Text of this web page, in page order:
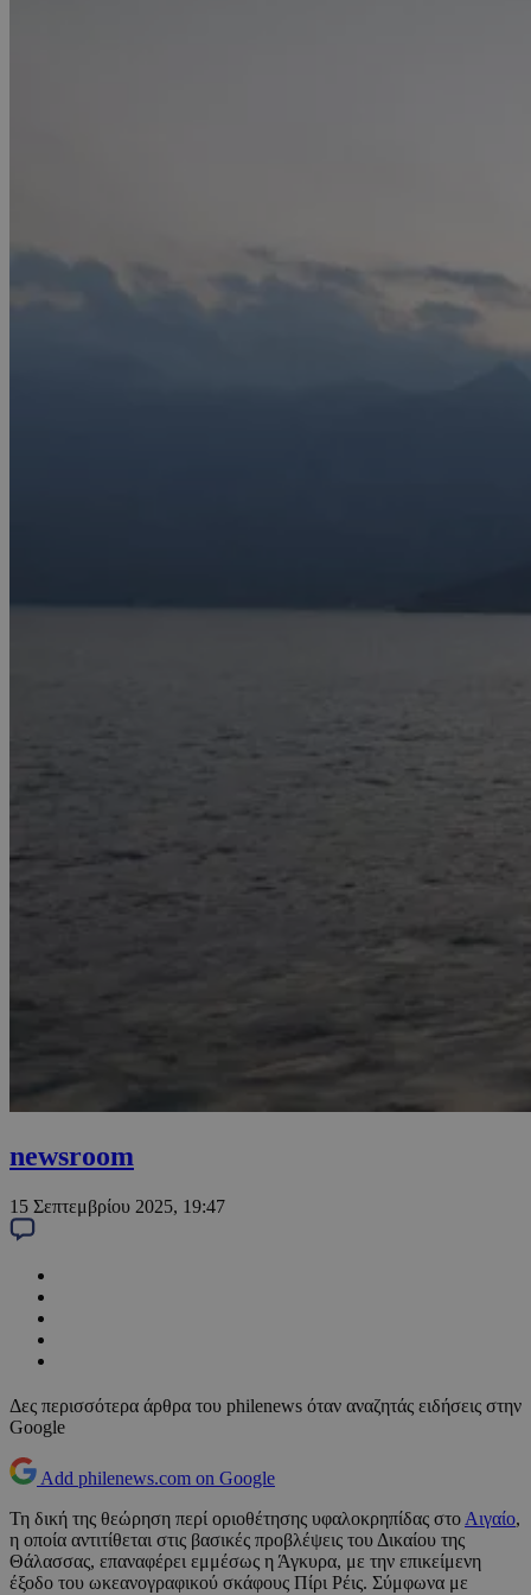
newsroom
15 Σεπτεμβρίου 2025, 19:47
Δες περισσότερα άρθρα του philenews όταν αναζητάς ειδήσεις στην
Google
Add philenews.com on Google
Τη δική της θεώρηση περί οριοθέτησης υφαλοκρηπίδας στο Αιγαίο,
η οποία αντιτίθεται στις βασικές προβλέψεις του Δικαίου της
Θάλασσας, επαναφέρει εμμέσως η Άγκυρα, με την επικείμενη
έξοδο του ωκεανογραφικού σκάφους Πίρι Ρέις. Σύμφωνα με